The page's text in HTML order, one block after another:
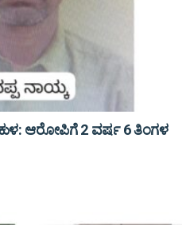
ಆರೋಪಿಗೆ 2 ವರ್ಷ 6 ತಿಂಗಳ